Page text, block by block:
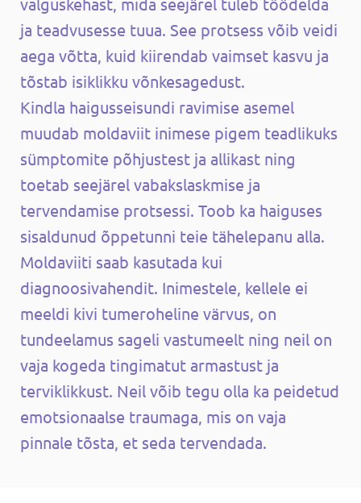
ja teadvusesse tuua. See protsess võib veidi
aega võtta, kuid kiirendab vaimset kasvu ja
tõstab isiklikku võnkesagedust.
Kindla haigusseisundi ravimise asemel
muudab moldaviit inimese pigem teadlikuks
sümptomite põhjustest ja allikast ning
toetab seejärel vabakslaskmise ja
tervendamise protsessi. Toob ka haiguses
sisaldunud õppetunni teie tähelepanu alla.
Moldaviiti saab kasutada kui
diagnoosivahendit. Inimestele, kellele ei
meeldi kivi tumeroheline värvus, on
tundeelamus sageli vastumeelt ning neil on
vaja kogeda tingimatut armastust ja
terviklikkust. Neil võib tegu olla ka peidetud
emotsionaalse traumaga, mis on vaja
pinnale tõsta, et seda tervendada.